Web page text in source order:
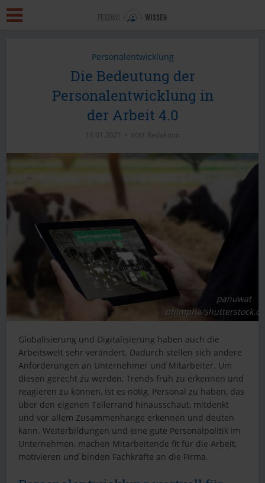
Personalentwicklung
Die Bedeutung der
Personalentwicklung in
der Arbeit 4.0
14.01.2021 von Redaktion
panuwat
phimpha/
Globalisierung und Digitalisierung haben auch die
Arbeitswelt sehr verändert. Dadurch stellen sich andere
Anforderungen an Unternehmer und Mitarbeiter. Um
diesen gerecht zu werden, Trends früh zu erkennen und
reagieren zu können, ist es nötig, Personal zu haben, das
über den eigenen Tellerrand hinausschaut, mitdenkt
und vor allem Zusammenhänge erkennen und deuten
kann. Weiterbildungen und eine gute Personalpolitik im
Unternehmen, machen Mitarbeitende fit für die Arbeit,
motivieren und binden Fachkräfte an die Firma.